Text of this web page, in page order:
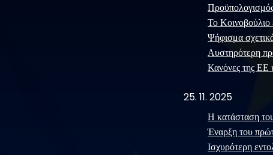
Το Κοινοβούλιο
Ψήφισμα
Αυστηρότερη
Κανόνες της ΕΕ
25. 11. 2025
Η κατάσταση
Έναρξη του
Ισχυρότερη